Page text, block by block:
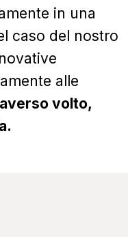
in una
caso del nostro
alle
volto,